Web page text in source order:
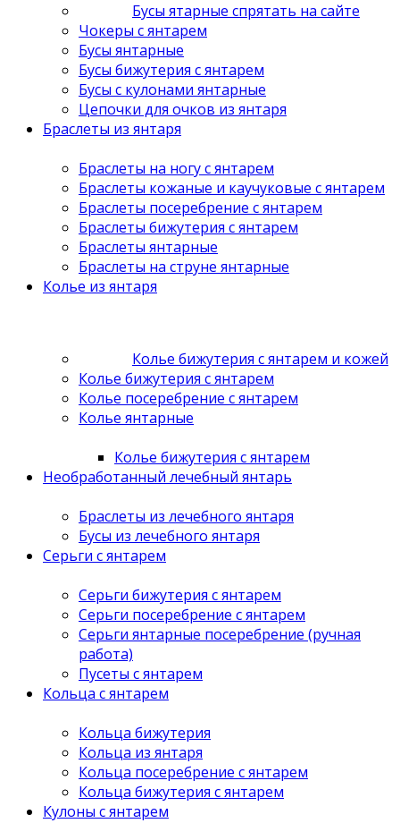
Бусы ятарные спрятать на сайте
Чокеры с янтарем
Бусы янтарные
Бусы бижутерия с янтарем
Бусы с кулонами янтарные
Цепочки для очков из янтаря
Браслеты из янтаря
Браслеты на ногу с янтарем
Браслеты кожаные и каучуковые с янтарем
Браслеты посеребрение с янтарем
Браслеты бижутерия с янтарем
Браслеты янтарные
Браслеты на струне янтарные
Колье из янтаря
Колье бижутерия с янтарем и кожей
Колье бижутерия с янтарем
Колье посеребрение с янтарем
Колье янтарные
Колье бижутерия с янтарем
Необработанный лечебный янтарь
Браслеты из лечебного янтаря
Бусы из лечебного янтаря
Серьги с янтарем
Серьги бижутерия с янтарем
Серьги посеребрение с янтарем
Серьги янтарные посеребрение (ручная
работа)
Пусеты с янтарем
Кольца с янтарем
Кольца бижутерия
Кольца из янтаря
Кольца посеребрение с янтарем
Кольца бижутерия с янтарем
Кулоны с янтарем